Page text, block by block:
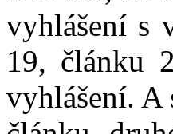
vyhlášení s
19, článku
vyhlášení. A